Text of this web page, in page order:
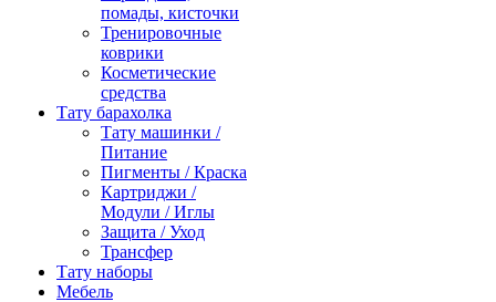
помады, кисточки
Тренировочные
коврики
Косметические
средства
Тату барахолка
Тату машинки /
Питание
Пигменты / Краска
Картриджи /
Модули / Иглы
Защита / Уход
Трансфер
Тату наборы
Мебель